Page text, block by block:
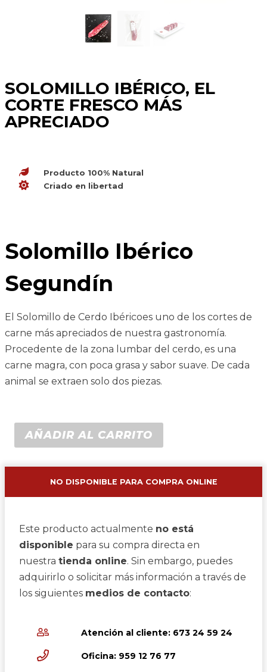
SOLOMILLO IBÉRICO, EL
CORTE FRESCO MÁS
APRECIADO
Producto 100% Natural
Criado en libertad
Solomillo Ibérico
Segundín
El Solomillo de Cerdo Ibéricoes uno de los cortes de
carne más apreciados de nuestra gastronomía.
Procedente de la zona lumbar del cerdo, es una
carne magra, con poca grasa y sabor suave. De cada
animal se extraen solo dos piezas.
AÑADIR AL CARRITO
NO DISPONIBLE PARA COMPRA ONLINE
Este producto actualmente no está
disponible para su compra directa en
nuestra tienda online. Sin embargo, puedes
adquirirlo o solicitar más información a través de
los siguientes medios de contacto:
Atención al cliente: 673 24 59 24
Oficina: 959 12 76 77